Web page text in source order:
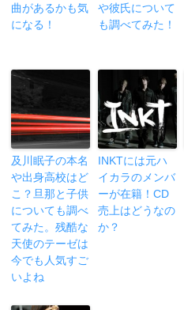
曲があるかも気
になる！
や彼氏について
も調べてみた！
及川眠子の本名
や出身高校はど
こ？旦那と子供
についても調べ
てみた。残酷な
天使のテーゼは
今でも人気すご
いよね
INKTには元ハ
イカラのメンバ
ーが在籍！CD
売上はどうなの
か？